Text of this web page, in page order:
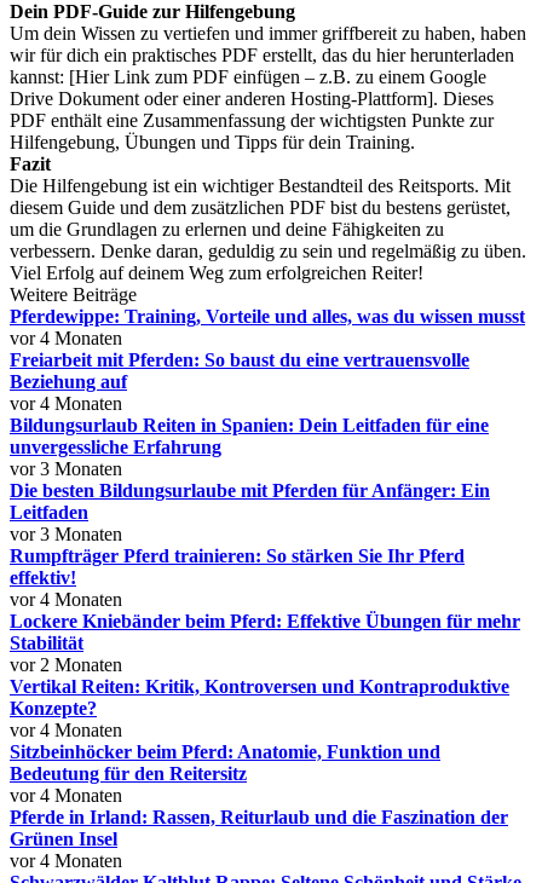
Dein PDF-Guide zur Hilfengebung
Um dein Wissen zu vertiefen und immer griffbereit zu haben, haben
wir für dich ein praktisches PDF erstellt, das du hier herunterladen
kannst: [Hier Link zum PDF einfügen – z.B. zu einem Google
Drive Dokument oder einer anderen Hosting-Plattform]. Dieses
PDF enthält eine Zusammenfassung der wichtigsten Punkte zur
Hilfengebung, Übungen und Tipps für dein Training.
Fazit
Die Hilfengebung ist ein wichtiger Bestandteil des Reitsports. Mit
diesem Guide und dem zusätzlichen PDF bist du bestens gerüstet,
um die Grundlagen zu erlernen und deine Fähigkeiten zu
verbessern. Denke daran, geduldig zu sein und regelmäßig zu üben.
Viel Erfolg auf deinem Weg zum erfolgreichen Reiter!
Weitere Beiträge
Pferdewippe: Training, Vorteile und alles, was du wissen musst
vor 4 Monaten
Freiarbeit mit Pferden: So baust du eine vertrauensvolle
Beziehung auf
vor 4 Monaten
Bildungsurlaub Reiten in Spanien: Dein Leitfaden für eine
unvergessliche Erfahrung
vor 3 Monaten
Die besten Bildungsurlaube mit Pferden für Anfänger: Ein
Leitfaden
vor 3 Monaten
Rumpfträger Pferd trainieren: So stärken Sie Ihr Pferd
effektiv!
vor 4 Monaten
Lockere Kniebänder beim Pferd: Effektive Übungen für mehr
Stabilität
vor 2 Monaten
Vertikal Reiten: Kritik, Kontroversen und Kontraproduktive
Konzepte?
vor 4 Monaten
Sitzbeinhöcker beim Pferd: Anatomie, Funktion und
Bedeutung für den Reitersitz
vor 4 Monaten
Pferde in Irland: Rassen, Reiturlaub und die Faszination der
Grünen Insel
vor 4 Monaten